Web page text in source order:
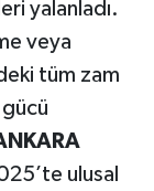
yalanladı.
veya
tüm zam
ulusal